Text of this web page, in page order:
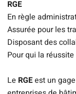
RGE
En règle
Assurée pour les
Disposant des
Pour qui la
Le RGEest un